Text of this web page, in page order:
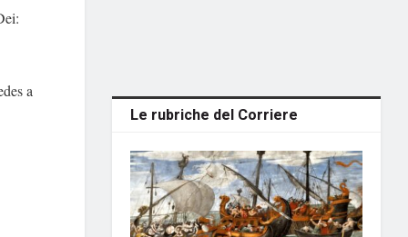
a
Le rubriche del Corriere